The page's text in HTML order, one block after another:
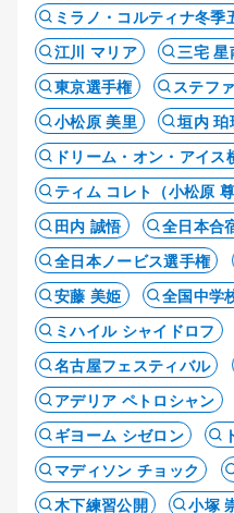
ミラノ・コルティナ冬季
江川 マリア
三宅 星
東京選手権
ステフ
小松原 美里
垣内 珀
ドリーム・オン・アイス
ティム コレト（小松原 尊
田内 誠悟
全日本合
全日本ノービス選手権
安藤 美姫
全国中学
ミハイル シャイドロフ
名古屋フェスティバル
アデリア ペトロシャン
ギヨーム シゼロン
マディソン チョック
木下練習公開
小塚